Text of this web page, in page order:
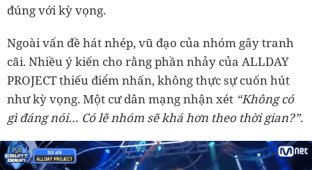
đúng với kỳ vọng.
Ngoài vấn đề hát nhép, vũ đạo của nhóm gây tranh
cãi. Nhiều ý kiến cho rằng phần nhảy của ALLDAY
PROJECT thiếu điểm nhấn, không thực sự cuốn hút
như kỳ vọng. Một cư dân mạng nhận xét “Không có
gì đáng nói… Có lẽ nhóm sẽ khá hơn theo thời gian?”.